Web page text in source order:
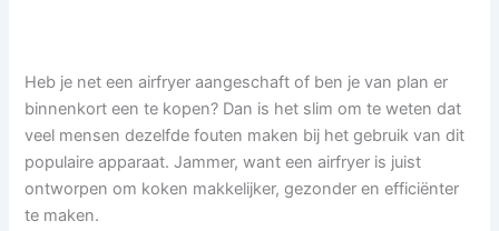
Heb je net een airfryer aangeschaft of ben je van plan er
binnenkort een te kopen? Dan is het slim om te weten dat
veel mensen dezelfde fouten maken bij het gebruik van dit
populaire apparaat. Jammer, want een airfryer is juist
ontworpen om koken makkelijker, gezonder en efficiënter
te maken.